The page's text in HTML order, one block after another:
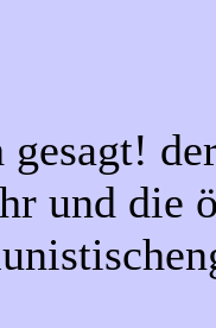
gesagt!
und die